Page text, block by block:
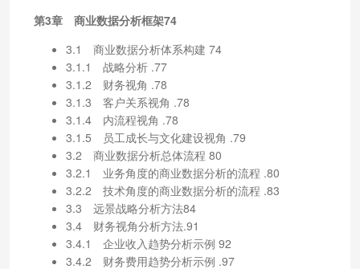
第3章 商业数据分析框架74
3.1 商业数据分析体系构建 74
3.1.1 战略分析 .77
3.1.2 财务视角 .78
3.1.3 客户关系视角 .78
3.1.4 内流程视角 .78
3.1.5 员工成长与文化建设视角 .79
3.2 商业数据分析总体流程 80
3.2.1 业务角度的商业数据分析的流程 .80
3.2.2 技术角度的商业数据分析的流程 .83
3.3 远景战略分析方法84
3.4 财务视角分析方法.91
3.4.1 企业收入趋势分析示例 92
3.4.2 财务费用趋势分析示例 .97